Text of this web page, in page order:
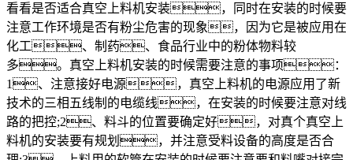
看看是否适合真空上料机安装，同时在安装的时候要
注意工作环境是否有粉尘危害的现象，因为它是被应用在
化工、制药、食品行业中的粉体物料较
多。真空上料机安装的时候需要注意的事项：
1、注意接好电源，真空上料机的电源应用了新
技术的三相五线制的电缆线，在安装的时候要注意对线
路的把控;2、料斗的位置要确定好，对真个真空上
料机的安装要有规划，并注意受料设备的高度是否合